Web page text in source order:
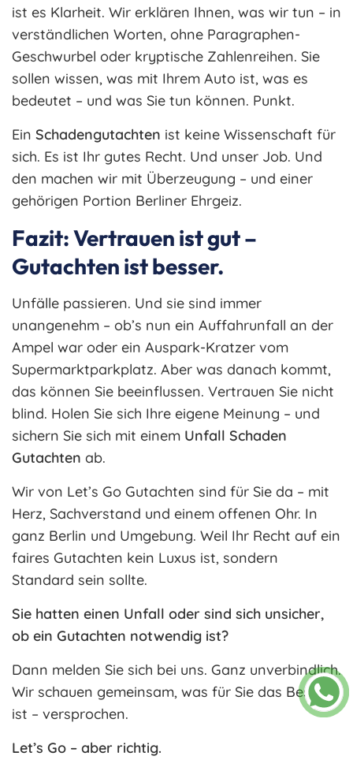
ist es Klarheit. Wir erklären Ihnen, was wir tun – in
verständlichen Worten, ohne Paragraphen-
Geschwurbel oder kryptische Zahlenreihen. Sie
sollen wissen, was mit Ihrem Auto ist, was es
bedeutet – und was Sie tun können. Punkt.
Ein Schadengutachten ist keine Wissenschaft für
sich. Es ist Ihr gutes Recht. Und unser Job. Und
den machen wir mit Überzeugung – und einer
gehörigen Portion Berliner Ehrgeiz.
Fazit: Vertrauen ist gut –
Gutachten ist besser.
Unfälle passieren. Und sie sind immer
unangenehm – ob’s nun ein Auffahrunfall an der
Ampel war oder ein Auspark-Kratzer vom
Supermarktparkplatz. Aber was danach kommt,
das können Sie beeinflussen. Vertrauen Sie nicht
blind. Holen Sie sich Ihre eigene Meinung – und
sichern Sie sich mit einem Unfall Schaden
Gutachten ab.
Wir von Let’s Go Gutachten sind für Sie da – mit
Herz, Sachverstand und einem offenen Ohr. In
ganz Berlin und Umgebung. Weil Ihr Recht auf ein
faires Gutachten kein Luxus ist, sondern
Standard sein sollte.
Sie hatten einen Unfall oder sind sich unsicher,
ob ein Gutachten notwendig ist?
Dann melden Sie sich bei uns. Ganz unverbindlich.
Wir schauen gemeinsam, was für Sie das Beste
ist – versprochen.
Let’s Go – aber richtig.